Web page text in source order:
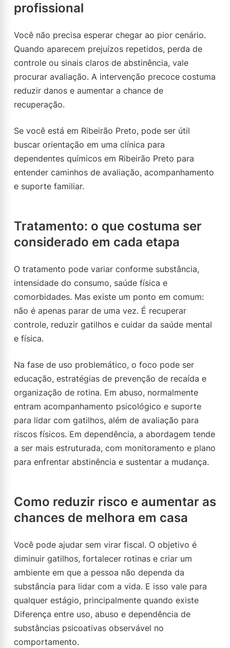
profissional
Você não precisa esperar chegar ao pior cenário.
Quando aparecem prejuízos repetidos, perda de
controle ou sinais claros de abstinência, vale
procurar avaliação. A intervenção precoce costuma
reduzir danos e aumentar a chance de
recuperação.
Se você está em Ribeirão Preto, pode ser útil
buscar orientação em uma clínica para
dependentes químicos em Ribeirão Preto para
entender caminhos de avaliação, acompanhamento
e suporte familiar.
Tratamento: o que costuma ser
considerado em cada etapa
O tratamento pode variar conforme substância,
intensidade do consumo, saúde física e
comorbidades. Mas existe um ponto em comum:
não é apenas parar de uma vez. É recuperar
controle, reduzir gatilhos e cuidar da saúde mental
e física.
Na fase de uso problemático, o foco pode ser
educação, estratégias de prevenção de recaída e
organização de rotina. Em abuso, normalmente
entram acompanhamento psicológico e suporte
para lidar com gatilhos, além de avaliação para
riscos físicos. Em dependência, a abordagem tende
a ser mais estruturada, com monitoramento e plano
para enfrentar abstinência e sustentar a mudança.
Como reduzir risco e aumentar as
chances de melhora em casa
Você pode ajudar sem virar fiscal. O objetivo é
diminuir gatilhos, fortalecer rotinas e criar um
ambiente em que a pessoa não dependa da
substância para lidar com a vida. E isso vale para
qualquer estágio, principalmente quando existe
Diferença entre uso, abuso e dependência de
substâncias psicoativas observável no
comportamento.